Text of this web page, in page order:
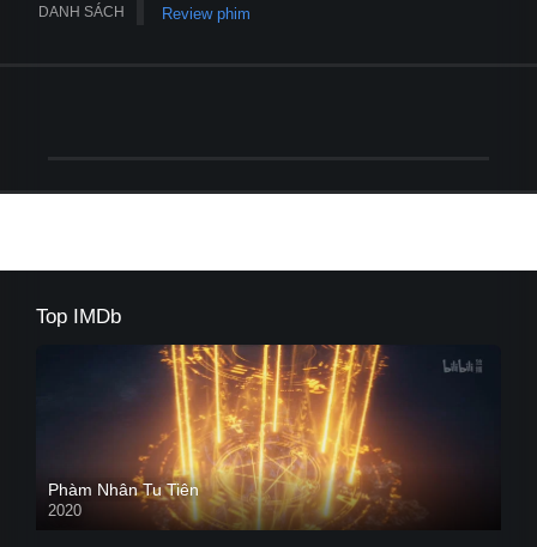
DANH SÁCH Review phim
Top IMDb
Phàm Nhân Tu Tiên
2020